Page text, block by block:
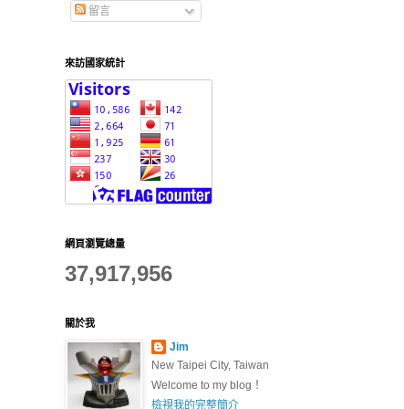
留言
來訪國家統計
網頁瀏覽總量
37,917,956
關於我
Jim
New Taipei City, Taiwan
Welcome to my blog！
檢視我的完整簡介